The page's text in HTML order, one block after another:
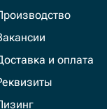
и оплата